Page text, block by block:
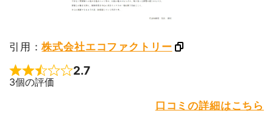
引用：株式会社エコファクトリー
Rated 2.7 out of 5
2.7
3個の評価
口コミの詳細はこちら